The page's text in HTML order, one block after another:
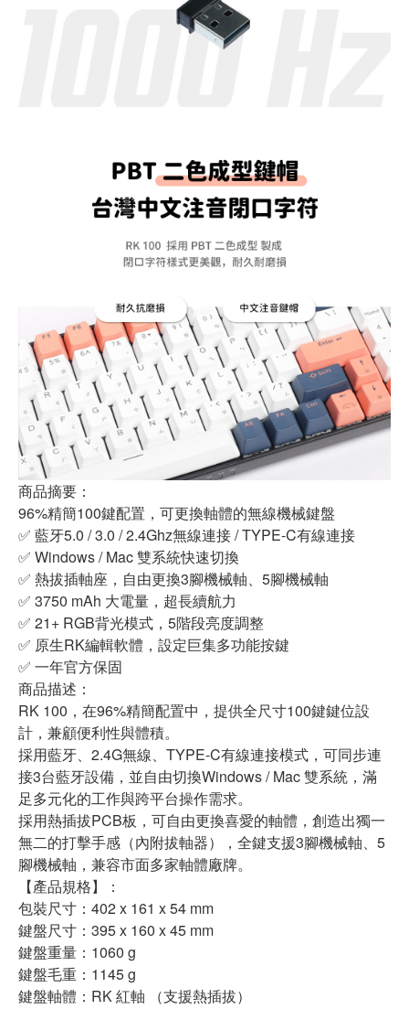
商品摘要：
96%精簡100鍵配置，可更換軸體的無線機械鍵盤
✅ 藍牙5.0 / 3.0 / 2.4Ghz無線連接 / TYPE-C有線連接
✅ Windows / Mac 雙系統快速切換
✅ 熱拔插軸座，自由更換3腳機械軸、5腳機械軸
✅ 3750 mAh 大電量，超長續航力
✅ 21+ RGB背光模式，5階段亮度調整
✅ 原生RK編輯軟體，設定巨集多功能按鍵
✅ 一年官方保固
商品描述：
RK 100，在96%精簡配置中，提供全尺寸100鍵鍵位設
計，兼顧便利性與體積。
採用藍牙、2.4G無線、TYPE-C有線連接模式，可同步連
接3台藍牙設備，並自由切換Windows / Mac 雙系統，滿
足多元化的工作與跨平台操作需求。
採用熱插拔PCB板，可自由更換喜愛的軸體，創造出獨一
無二的打擊手感（內附拔軸器），全鍵支援3腳機械軸、5
腳機械軸，兼容市面多家軸體廠牌。
【產品規格】：
包裝尺寸：402 x 161 x 54 mm
鍵盤尺寸：395 x 160 x 45 mm
鍵盤重量：1060 g
鍵盤毛重：1145 g
鍵盤軸體：RK 紅軸 （支援熱插拔）